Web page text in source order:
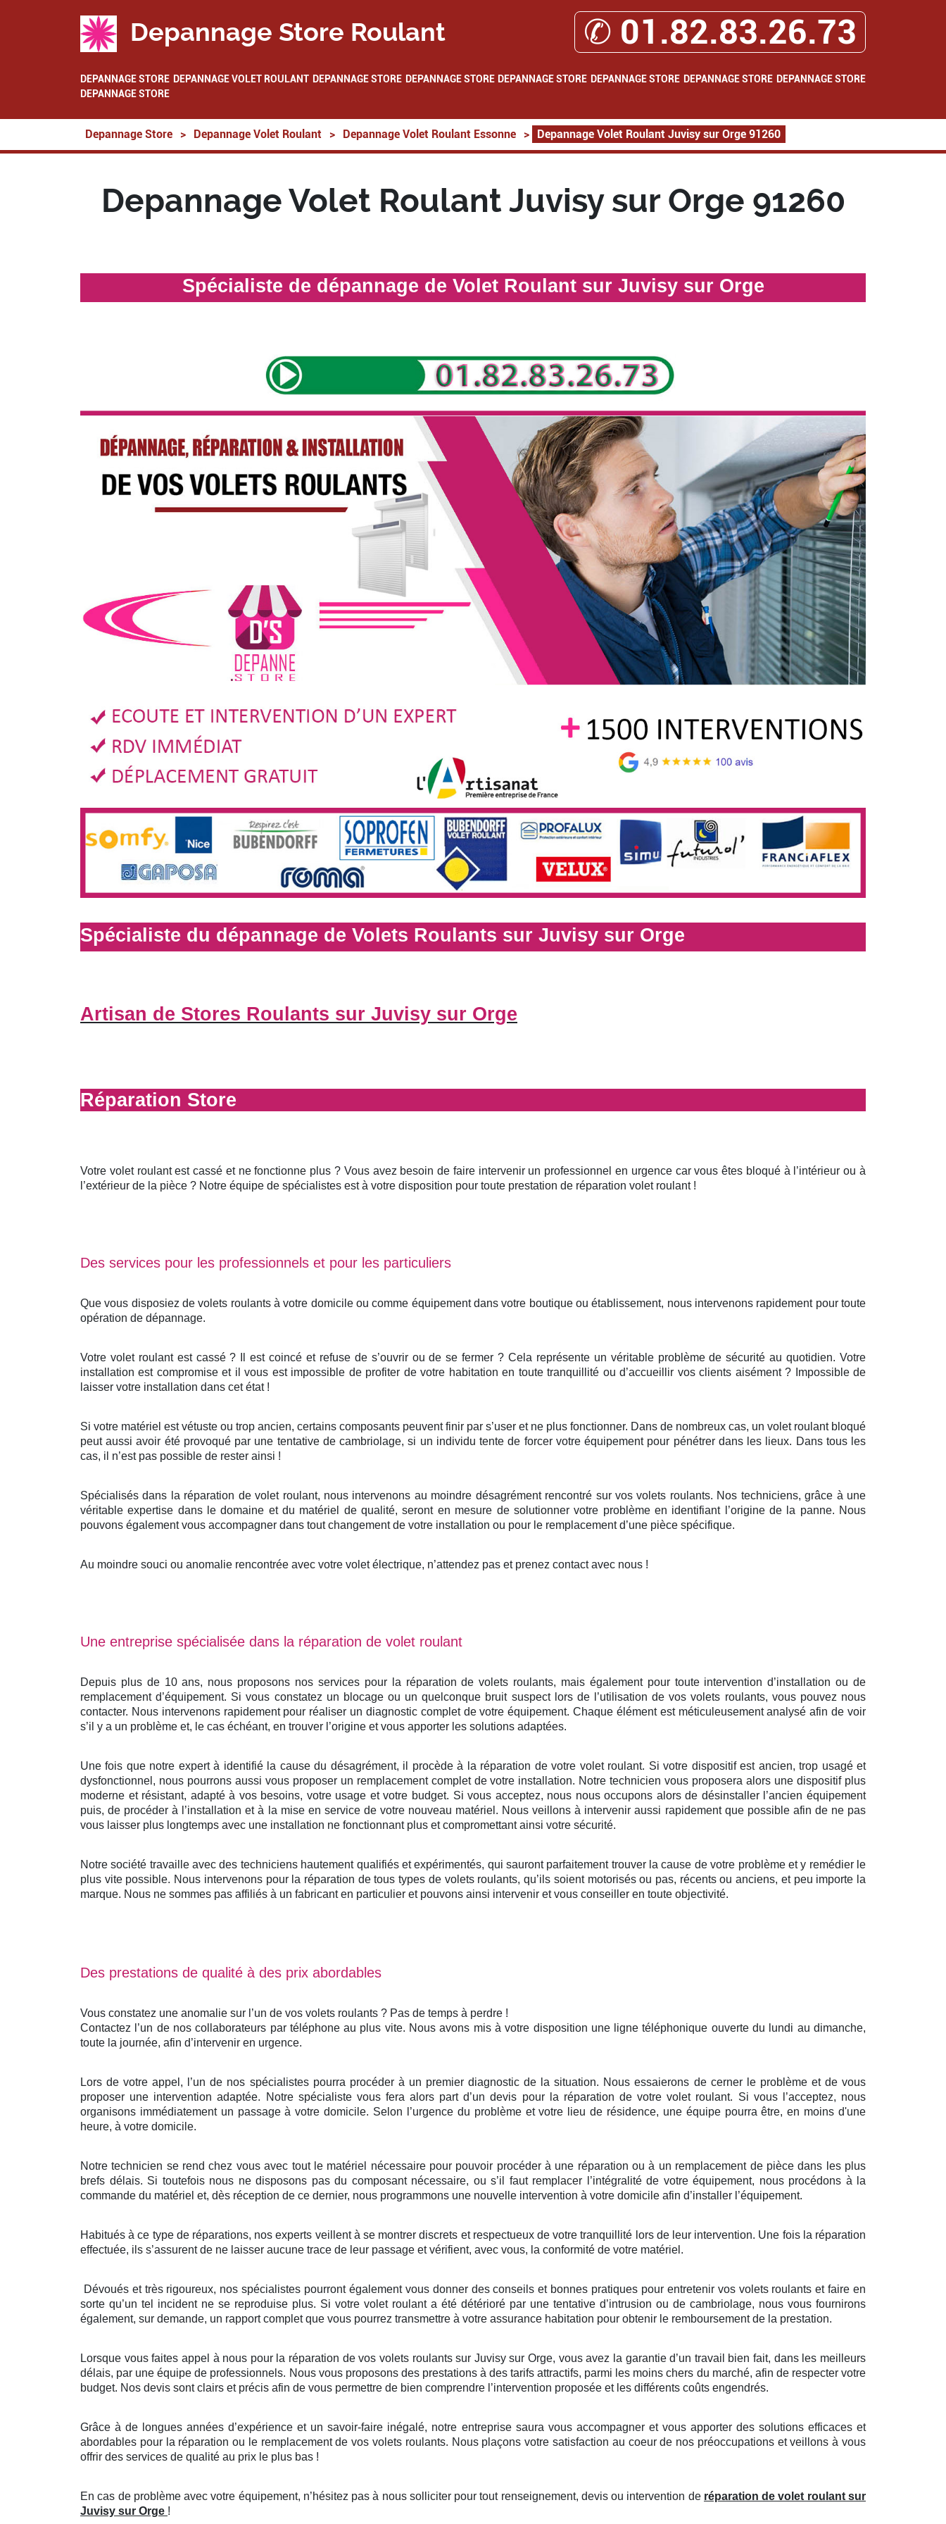
Depannage Store Roulant ✆ 01.82.83.26.73
DEPANNAGE STORE DEPANNAGE VOLET ROULANT DEPANNAGE STORE DEPANNAGE STORE DEPANNAGE STORE DEPANNAGE STORE DEPANNAGE STORE DEPANNAGE STORE
DEPANNAGE STORE
Depannage Store > Depannage Volet Roulant > Depannage Volet Roulant Essonne > Depannage Volet Roulant Juvisy sur Orge 91260
Depannage Volet Roulant Juvisy sur Orge 91260
Spécialiste de dépannage de Volet Roulant sur Juvisy sur Orge
Spécialiste du dépannage de Volets Roulants sur Juvisy sur Orge
Artisan de Stores Roulants sur Juvisy sur Orge
Réparation Store
Votre volet roulant est cassé et ne fonctionne plus ? Vous avez besoin de faire intervenir un professionnel en urgence car vous êtes bloqué à l’intérieur ou à
l’extérieur de la pièce ? Notre équipe de spécialistes est à votre disposition pour toute prestation de réparation volet roulant !
Des services pour les professionnels et pour les particuliers
Que vous disposiez de volets roulants à votre domicile ou comme équipement dans votre boutique ou établissement, nous intervenons rapidement pour toute
opération de dépannage.
Votre volet roulant est cassé ? Il est coincé et refuse de s’ouvrir ou de se fermer ? Cela représente un véritable problème de sécurité au quotidien. Votre
installation est compromise et il vous est impossible de profiter de votre habitation en toute tranquillité ou d’accueillir vos clients aisément ? Impossible de
laisser votre installation dans cet état !
Si votre matériel est vétuste ou trop ancien, certains composants peuvent finir par s’user et ne plus fonctionner. Dans de nombreux cas, un volet roulant bloqué
peut aussi avoir été provoqué par une tentative de cambriolage, si un individu tente de forcer votre équipement pour pénétrer dans les lieux. Dans tous les
cas, il n’est pas possible de rester ainsi !
Spécialisés dans la réparation de volet roulant, nous intervenons au moindre désagrément rencontré sur vos volets roulants. Nos techniciens, grâce à une
véritable expertise dans le domaine et du matériel de qualité, seront en mesure de solutionner votre problème en identifiant l’origine de la panne. Nous
pouvons également vous accompagner dans tout changement de votre installation ou pour le remplacement d’une pièce spécifique.
Au moindre souci ou anomalie rencontrée avec votre volet électrique, n’attendez pas et prenez contact avec nous !
Une entreprise spécialisée dans la réparation de volet roulant
Depuis plus de 10 ans, nous proposons nos services pour la réparation de volets roulants, mais également pour toute intervention d’installation ou de
remplacement d’équipement. Si vous constatez un blocage ou un quelconque bruit suspect lors de l’utilisation de vos volets roulants, vous pouvez nous
contacter. Nous intervenons rapidement pour réaliser un diagnostic complet de votre équipement. Chaque élément est méticuleusement analysé afin de voir
s’il y a un problème et, le cas échéant, en trouver l’origine et vous apporter les solutions adaptées.
Une fois que notre expert à identifié la cause du désagrément, il procède à la réparation de votre volet roulant. Si votre dispositif est ancien, trop usagé et
dysfonctionnel, nous pourrons aussi vous proposer un remplacement complet de votre installation. Notre technicien vous proposera alors une dispositif plus
moderne et résistant, adapté à vos besoins, votre usage et votre budget. Si vous acceptez, nous nous occupons alors de désinstaller l’ancien équipement
puis, de procéder à l’installation et à la mise en service de votre nouveau matériel. Nous veillons à intervenir aussi rapidement que possible afin de ne pas
vous laisser plus longtemps avec une installation ne fonctionnant plus et compromettant ainsi votre sécurité.
Notre société travaille avec des techniciens hautement qualifiés et expérimentés, qui sauront parfaitement trouver la cause de votre problème et y remédier le
plus vite possible. Nous intervenons pour la réparation de tous types de volets roulants, qu’ils soient motorisés ou pas, récents ou anciens, et peu importe la
marque. Nous ne sommes pas affiliés à un fabricant en particulier et pouvons ainsi intervenir et vous conseiller en toute objectivité.
Des prestations de qualité à des prix abordables
Vous constatez une anomalie sur l’un de vos volets roulants ? Pas de temps à perdre !
Contactez l’un de nos collaborateurs par téléphone au plus vite. Nous avons mis à votre disposition une ligne téléphonique ouverte du lundi au dimanche,
toute la journée, afin d’intervenir en urgence.
Lors de votre appel, l’un de nos spécialistes pourra procéder à un premier diagnostic de la situation. Nous essaierons de cerner le problème et de vous
proposer une intervention adaptée. Notre spécialiste vous fera alors part d’un devis pour la réparation de votre volet roulant. Si vous l’acceptez, nous
organisons immédiatement un passage à votre domicile. Selon l’urgence du problème et votre lieu de résidence, une équipe pourra être, en moins d'une
heure, à votre domicile.
Notre technicien se rend chez vous avec tout le matériel nécessaire pour pouvoir procéder à une réparation ou à un remplacement de pièce dans les plus
brefs délais. Si toutefois nous ne disposons pas du composant nécessaire, ou s’il faut remplacer l’intégralité de votre équipement, nous procédons à la
commande du matériel et, dès réception de ce dernier, nous programmons une nouvelle intervention à votre domicile afin d’installer l’équipement.
Habitués à ce type de réparations, nos experts veillent à se montrer discrets et respectueux de votre tranquillité lors de leur intervention. Une fois la réparation
effectuée, ils s’assurent de ne laisser aucune trace de leur passage et vérifient, avec vous, la conformité de votre matériel.
Dévoués et très rigoureux, nos spécialistes pourront également vous donner des conseils et bonnes pratiques pour entretenir vos volets roulants et faire en
sorte qu’un tel incident ne se reproduise plus. Si votre volet roulant a été détérioré par une tentative d’intrusion ou de cambriolage, nous vous fournirons
également, sur demande, un rapport complet que vous pourrez transmettre à votre assurance habitation pour obtenir le remboursement de la prestation.
Lorsque vous faites appel à nous pour la réparation de vos volets roulants sur Juvisy sur Orge, vous avez la garantie d’un travail bien fait, dans les meilleurs
délais, par une équipe de professionnels. Nous vous proposons des prestations à des tarifs attractifs, parmi les moins chers du marché, afin de respecter votre
budget. Nos devis sont clairs et précis afin de vous permettre de bien comprendre l’intervention proposée et les différents coûts engendrés.
Grâce à de longues années d’expérience et un savoir-faire inégalé, notre entreprise saura vous accompagner et vous apporter des solutions efficaces et
abordables pour la réparation ou le remplacement de vos volets roulants. Nous plaçons votre satisfaction au coeur de nos préoccupations et veillons à vous
offrir des services de qualité au prix le plus bas !
En cas de problème avec votre équipement, n’hésitez pas à nous solliciter pour tout renseignement, devis ou intervention de réparation de volet roulant sur
Juvisy sur Orge !